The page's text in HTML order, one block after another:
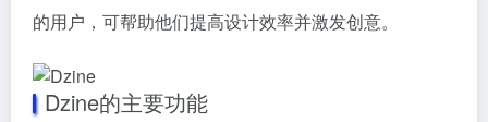
的用户，可帮助他们提高设计效率并激发创意。
Dzine的主要功能